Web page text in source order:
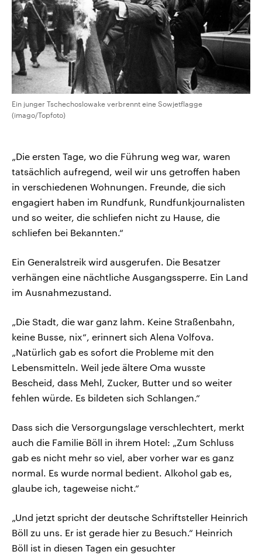
Ein junger Tschechoslowake verbrennt eine Sowjetflagge
(imago/Topfoto)
„Die ersten Tage, wo die Führung weg war, waren
tatsächlich aufregend, weil wir uns getroffen haben
in verschiedenen Wohnungen. Freunde, die sich
engagiert haben im Rundfunk, Rundfunkjournalisten
und so weiter, die schliefen nicht zu Hause, die
schliefen bei Bekannten.“
Ein Generalstreik wird ausgerufen. Die Besatzer
verhängen eine nächtliche Ausgangssperre. Ein Land
im Ausnahmezustand.
„Die Stadt, die war ganz lahm. Keine Straßenbahn,
keine Busse, nix“, erinnert sich Alena Volfova.
„Natürlich gab es sofort die Probleme mit den
Lebensmitteln. Weil jede ältere Oma wusste
Bescheid, dass Mehl, Zucker, Butter und so weiter
fehlen würde. Es bildeten sich Schlangen.“
Dass sich die Versorgungslage verschlechtert, merkt
auch die Familie Böll in ihrem Hotel: „Zum Schluss
gab es nicht mehr so viel, aber vorher war es ganz
normal. Es wurde normal bedient. Alkohol gab es,
glaube ich, tageweise nicht.“
„Und jetzt spricht der deutsche Schriftsteller Heinrich
Böll zu uns. Er ist gerade hier zu Besuch.“ Heinrich
Böll ist in diesen Tagen ein gesuchter